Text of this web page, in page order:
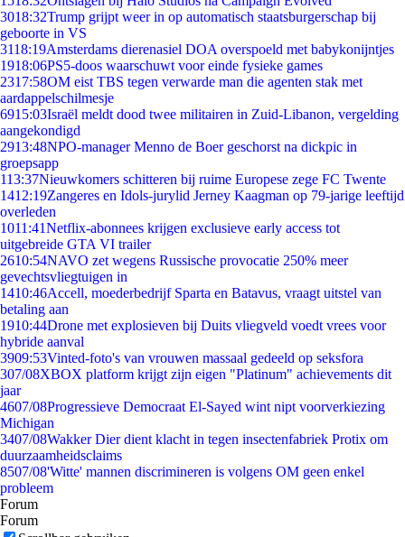
3018:32Trump grijpt weer in op automatisch staatsburgerschap bij
geboorte in VS
3118:19Amsterdams dierenasiel DOA overspoeld met babykonijntjes
1918:06PS5-doos waarschuwt voor einde fysieke games
2317:58OM eist TBS tegen verwarde man die agenten stak met
aardappelschilmesje
6915:03Israël meldt dood twee militairen in Zuid-Libanon, vergelding
aangekondigd
2913:48NPO-manager Menno de Boer geschorst na dickpic in
groepsapp
113:37Nieuwkomers schitteren bij ruime Europese zege FC Twente
1412:19Zangeres en Idols-jurylid Jerney Kaagman op 79-jarige leeftijd
overleden
1011:41Netflix-abonnees krijgen exclusieve early access tot
uitgebreide GTA VI trailer
2610:54NAVO zet wegens Russische provocatie 250% meer
gevechtsvliegtuigen in
1410:46Accell, moederbedrijf Sparta en Batavus, vraagt uitstel van
betaling aan
1910:44Drone met explosieven bij Duits vliegveld voedt vrees voor
hybride aanval
3909:53Vinted-foto's van vrouwen massaal gedeeld op seksfora
307/08XBOX platform krijgt zijn eigen "Platinum" achievements dit
jaar
4607/08Progressieve Democraat El-Sayed wint nipt voorverkiezing
Michigan
3407/08Wakker Dier dient klacht in tegen insectenfabriek Protix om
duurzaamheidsclaims
8507/08'Witte' mannen discrimineren is volgens OM geen enkel
probleem
Forum
Forum